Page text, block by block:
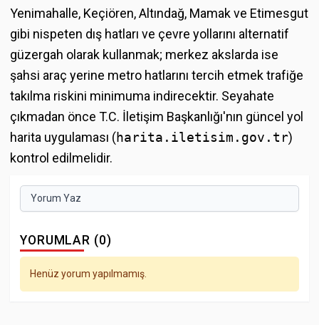
Yenimahalle, Keçiören, Altındağ, Mamak ve Etimesgut
gibi nispeten dış hatları ve çevre yollarını alternatif
güzergah olarak kullanmak; merkez akslarda ise
şahsi araç yerine metro hatlarını tercih etmek trafiğe
takılma riskini minimuma indirecektir. Seyahate
çıkmadan önce T.C. İletişim Başkanlığı'nın güncel yol
harita uygulaması (harita.iletisim.gov.tr)
kontrol edilmelidir.
Yorum Yaz
YORUMLAR (0)
Henüz yorum yapılmamış.